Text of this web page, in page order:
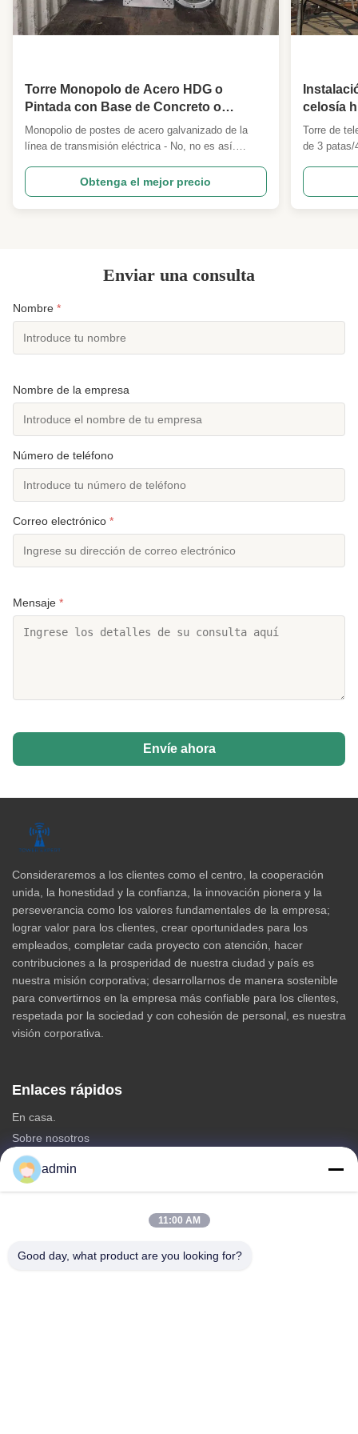
Foundation: Perfil H o canal de acero
High Light: Torre de sitio de despliegue rápido,
Torre Monopolo de Acero HDG o
Pintada con Base de Concreto o
Pernos de Anclaje
Monopolio de postes de acero galvanizado de la
línea de transmisión eléctrica - No, no es así.
parámetros de diseño 1 Código de diseño
ANSI/TIA222G,H o norma europea y otros 2 Carga
de diseño 1Área de carga de la antena según lo
Obtenga el mejor precio
celosía
patas 4
Torre de
de 3 patas/
Contamos
diseño de
Enviar una consulta
Nombre *
Nombre de la empresa
Número de teléfono
Correo electrónico *
Mensaje *
Envíe ahora
Consideraremos a los clientes como el centro, la cooperación
unida, la honestidad y la confianza, la innovación pionera y la
perseverancia como los valores fundamentales de la empresa;
lograr valor para los clientes, crear oportunidades para los
empleados, completar cada proyecto con atención, hacer
contribuciones a la prosperidad de nuestra ciudad y país es
nuestra misión corporativa; desarrollarnos de manera sostenible
para convertirnos en la empresa más confiable para los clientes,
respetada por la sociedad y con cohesión de personal, es nuestra
visión corporativa.
Enlaces rápidos
En casa.
Sobre nosotros
productos
Contacta con nosotros
torre de antena triangular
admin
11:00 AM
Good day, what product are you looking for?